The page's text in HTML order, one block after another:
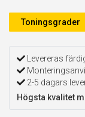
Toningsgrader
Levereras
2-5 dagars
Högsta kvalitet